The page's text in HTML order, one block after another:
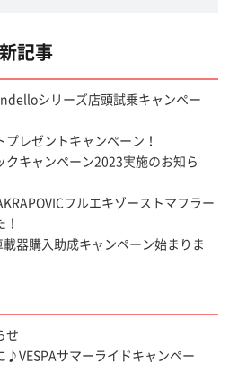
記事
シリーズ店頭試乗キャンペー
プレゼントキャンペーン！
クキャンペーン2023実施のお知ら
フルエキゾーストマフラー
載器購入助成キャンペーン始まりま
せ
♪VESPAサマーライドキャンペー